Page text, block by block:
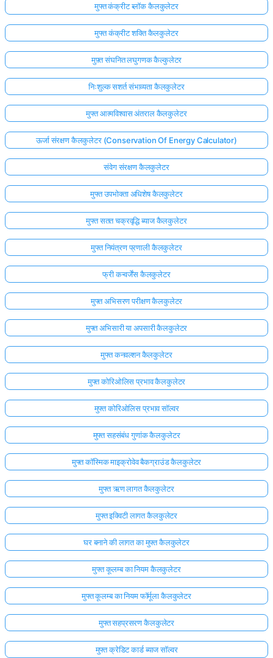
मुफ्त कंक्रीट ब्लॉक कैलकुलेटर
मुफ्त कंक्रीट शक्ति कैलकुलेटर
मुफ़्त संघनित लघुगणक कैल्कुलेटर
निःशुल्क सशर्त संभाव्यता कैलकुलेटर
मुफ्त आत्मविश्वास अंतराल कैलकुलेटर
ऊर्जा संरक्षण कैलकुलेटर (Conservation Of Energy Calculator)
संवेग संरक्षण कैलकुलेटर
मुफ्त उपभोक्ता अधिशेष कैलकुलेटर
मुफ्त सतत चक्रवृद्धि ब्याज कैलकुलेटर
मुफ्त नियंत्रण प्रणाली कैलकुलेटर
फ्री कन्वर्जेंस कैलकुलेटर
मुफ्त अभिसरण परीक्षण कैलकुलेटर
मुफ्त अभिसारी या अपसारी कैलकुलेटर
मुफ्त कनवल्शन कैलकुलेटर
मुफ्त कोरिओलिस प्रभाव कैलकुलेटर
मुफ्त कोरिओलिस प्रभाव सॉल्वर
मुफ्त सहसंबंध गुणांक कैलकुलेटर
मुफ्त कॉस्मिक माइक्रोवेव बैकग्राउंड कैलकुलेटर
मुफ्त ऋण लागत कैलकुलेटर
मुफ्त इक्विटी लागत कैलकुलेटर
घर बनाने की लागत का मुफ्त कैलकुलेटर
मुफ्त कूलम्ब का नियम कैलकुलेटर
मुफ्त कूलम्ब का नियम फॉर्मूला कैलकुलेटर
मुफ्त सहप्रसरण कैलकुलेटर
मुफ्त क्रेडिट कार्ड ब्याज सॉल्वर